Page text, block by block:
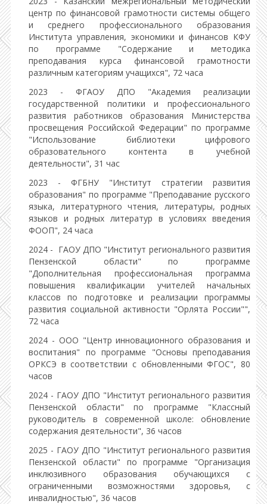
центр по финансовой грамотности системы общего
и среднего профессионального образования
Института управления, экономики и финансов КФУ
по программе "Содержание и методика
преподавания курса финансовой грамотности
различным категориям учащихся", 72 часа
2023 - ФГАОУ ДПО "Академия реализации
государственной политики и профессионального
развития работников образования Министерства
просвещения Российской Федерации" по программе
"Использование библиотеки цифрового
образовательного контента в учебной
деятельности", 31 час
2023 - ФГБНУ "Институт стратегии развития
образования" по программе "Преподавание русского
языка, литературного чтения, литературы, родных
языков и родных литератур в условиях введения
ФООП", 24 часа
2024 - ГАОУ ДПО "Институт регионального развития
Пензенской области" по программе
"Дополнительная профессиональная программа
повышения квалификации учителей начальных
классов по подготовке и реализации программы
развития социальной активности "Орлята России"",
72 часа
2024 - ООО "Центр инновационного образования и
воспитания" по программе "Основы преподавания
ОРКСЭ в соответствии с обновленными ФГОС", 80
часов
2024 - ГАОУ ДПО "Институт регионального развития
Пензенской области" по программе "Классный
руководитель в современной школе: обновление
содержания деятельности", 36 часов
2025 - ГАОУ ДПО "Институт регионального развития
Пензенской области" по программе "Организация
инклюзивного образования обучающихся с
ограниченными возможностями здоровья, с
инвалидностью", 36 часов